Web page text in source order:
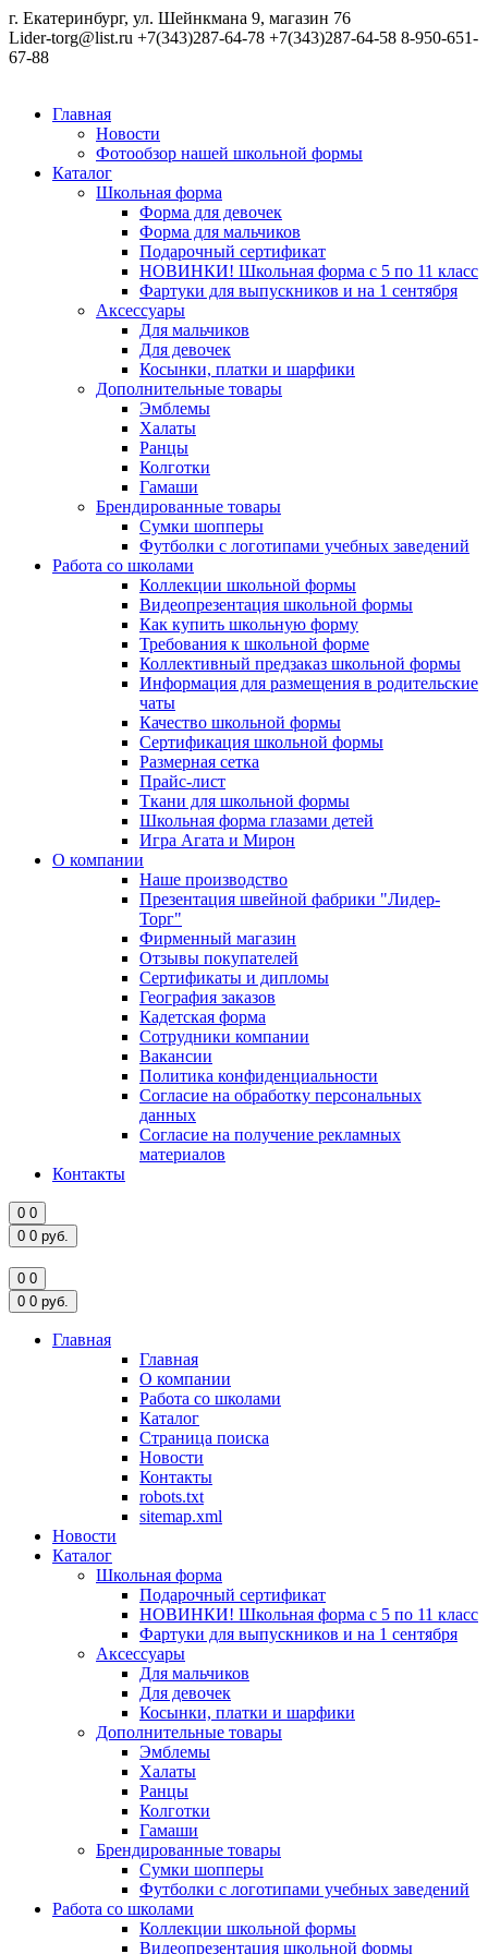
г. Екатеринбург, ул. Шейнкмана 9, магазин 76
Lider-torg@list.ru +7(343)287-64-78 +7(343)287-64-58 8-950-651-
67-88
Главная
Новости
Фотообзор нашей школьной формы
Каталог
Школьная форма
Форма для девочек
Форма для мальчиков
Подарочный сертификат
НОВИНКИ! Школьная форма с 5 по 11 класс
Фартуки для выпускников и на 1 сентября
Аксессуары
Для мальчиков
Для девочек
Косынки, платки и шарфики
Дополнительные товары
Эмблемы
Халаты
Ранцы
Колготки
Гамаши
Брендированные товары
Сумки шопперы
Футболки с логотипами учебных заведений
Работа со школами
Коллекции школьной формы
Видеопрезентация школьной формы
Как купить школьную форму
Требования к школьной форме
Коллективный предзаказ школьной формы
Информация для размещения в родительские
чаты
Качество школьной формы
Сертификация школьной формы
Размерная сетка
Прайс-лист
Ткани для школьной формы
Школьная форма глазами детей
Игра Агата и Мирон
О компании
Наше производство
Презентация швейной фабрики "Лидер-
Торг"
Фирменный магазин
Отзывы покупателей
Сертификаты и дипломы
География заказов
Кадетская форма
Сотрудники компании
Вакансии
Политика конфиденциальности
Согласие на обработку персональных
данных
Согласие на получение рекламных
материалов
Контакты
0 0
0 0 руб.
0 0
0 0 руб.
Главная
Главная
О компании
Работа со школами
Каталог
Страница поиска
Новости
Контакты
robots.txt
sitemap.xml
Новости
Каталог
Школьная форма
Подарочный сертификат
НОВИНКИ! Школьная форма с 5 по 11 класс
Фартуки для выпускников и на 1 сентября
Аксессуары
Для мальчиков
Для девочек
Косынки, платки и шарфики
Дополнительные товары
Эмблемы
Халаты
Ранцы
Колготки
Гамаши
Брендированные товары
Сумки шопперы
Футболки с логотипами учебных заведений
Работа со школами
Коллекции школьной формы
Видеопрезентация школьной формы